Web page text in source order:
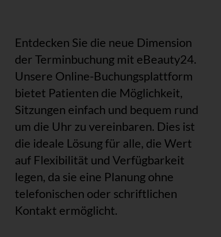
Entdecken Sie die neue Dimension
der Terminbuchung mit eBeauty24.
Unsere Online-Buchungsplattform
bietet Patienten die Möglichkeit,
Sitzungen einfach und bequem rund
um die Uhr zu vereinbaren. Dies ist
die ideale Lösung für alle, die Wert
auf Flexibilität und Verfügbarkeit
legen, da sie eine Planung ohne
telefonischen oder schriftlichen
Kontakt ermöglicht.